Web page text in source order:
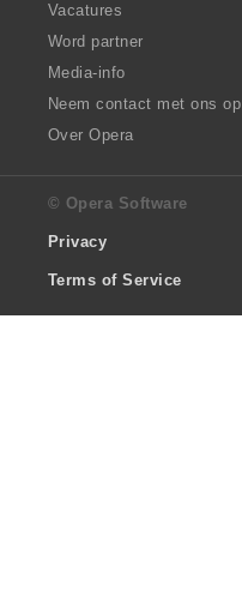
Vacatures
Word partner
Media-info
Neem contact met ons op
Over Opera
© Opera Software
Privacy
Terms of Service